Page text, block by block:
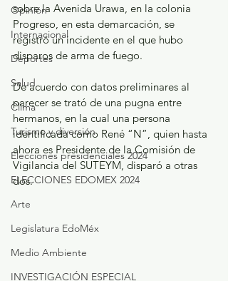
Opinión
Internacional
Deportes
Salud
Clima
Turismo y diversión
Elecciones presidenciales 2024
ELECCIONES EDOMEX 2024
Arte
Legislatura EdoMéx
Medio Ambiente
INVESTIGACIÓN ESPECIAL
sobre la Avenida Urawa, en la colonia
Progreso, en esta demarcación, se
registró un incidente en el que hubo
disparos de arma de fuego.
De acuerdo con datos preliminares al
parecer se trató de una pugna entre
hermanos, en la cual una persona
identificada como René “N”, quien hasta
ahora es Presidente de la Comisión de
Vigilancia del SUTEYM, disparó a otras
dos.